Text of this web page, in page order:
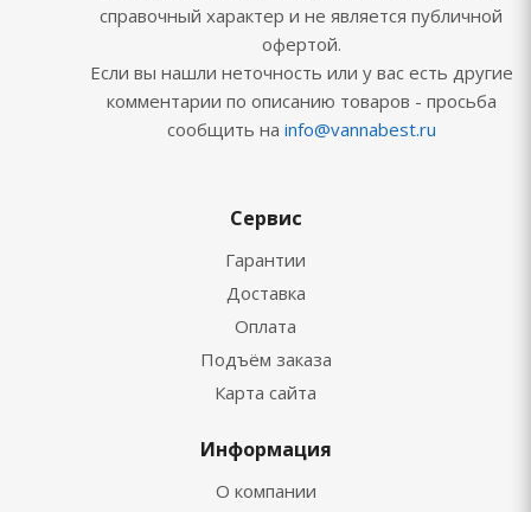
справочный характер и не является публичной
офертой.
Если вы нашли неточность или у вас есть другие
комментарии по описанию товаров - просьба
сообщить на info@vannabest.ru
Сервис
Гарантии
Доставка
Оплата
Подъём заказа
Карта сайта
Информация
О компании